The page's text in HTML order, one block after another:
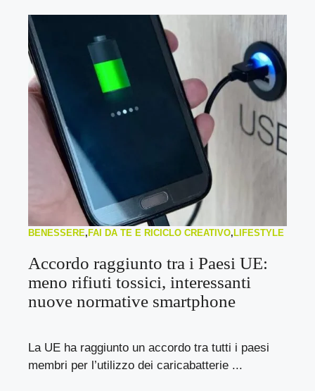
BENESSERE, FAI DA TE E RICICLO CREATIVO, LIFESTYLE
Accordo raggiunto tra i Paesi UE:
meno rifiuti tossici, interessanti
nuove normative smartphone
La UE ha raggiunto un accordo tra tutti i paesi
membri per l’utilizzo dei caricabatterie ...